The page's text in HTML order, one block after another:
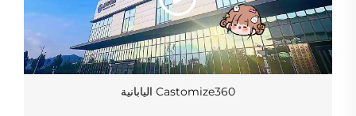
Castomize360 اليابانية